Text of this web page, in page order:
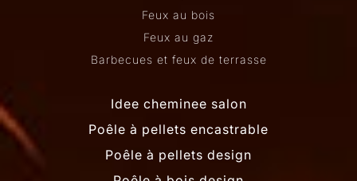
Feux au bois
Feux au gaz
Barbecues et feux de terrasse
Idee cheminee salon
Poêle à pellets encastrable
Poêle à pellets design